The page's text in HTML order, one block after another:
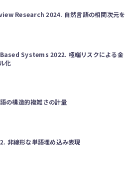
Research 2024. 自然言語の相関次元を
Systems 2022. 極端リスクによる金
化
の構造的複雑さの計量
非線形な単語埋め込み表現